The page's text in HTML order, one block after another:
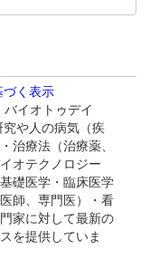
く表示
イオトゥデイ
究や人の病気（疾
治療法（治療薬、
オテクノロジー
礎医学・臨床医学
師、専門医）・看
家に対して最新の
を提供していま